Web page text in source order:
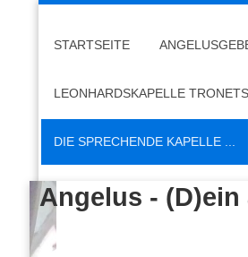
STARTSEITE
LEONHARDSKAPELLE
DIE SPRECHENDE KAPELLE ...
Angelus -